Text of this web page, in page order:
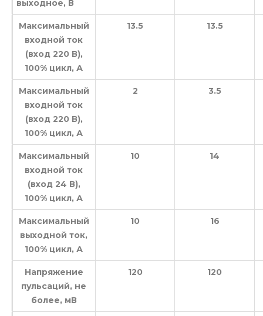
выходное, В
Максимальный
входной ток
(вход 220 В),
100% цикл, А
13.5 13.5
Максимальный
входной ток
(вход 220 В),
100% цикл, А
2 3.5
Максимальный
входной ток
(вход 24 В),
100% цикл, А
10 14
Максимальный
выходной ток,
100% цикл, А
10 16
Напряжение
пульсаций, не
более, мВ
120 120